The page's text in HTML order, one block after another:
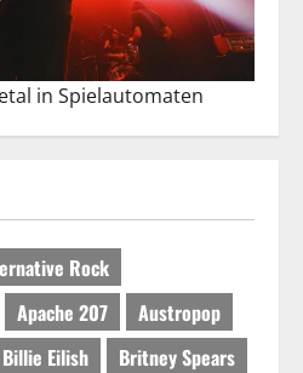
in Spielautomaten
Rock
Apache 207
Austropop
Billie Eilish
Britney Spears